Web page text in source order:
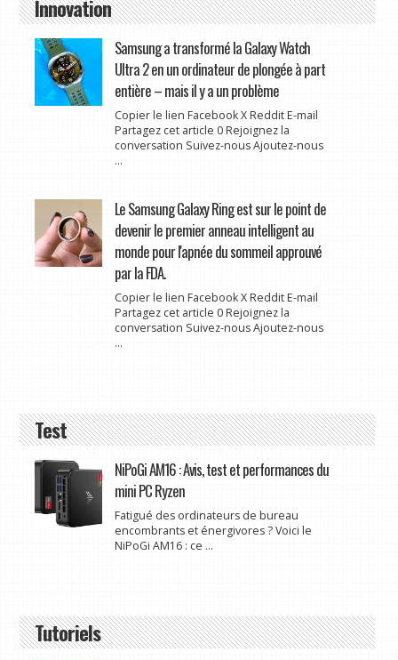
Innovation
Samsung a transformé la Galaxy Watch
Ultra 2 en un ordinateur de plongée à part
entière – mais il y a un problème
Copier le lien Facebook X Reddit E-mail
Partagez cet article 0 Rejoignez la
conversation Suivez-nous Ajoutez-nous
...
Le Samsung Galaxy Ring est sur le point de
devenir le premier anneau intelligent au
monde pour l'apnée du sommeil approuvé
par la FDA.
Copier le lien Facebook X Reddit E-mail
Partagez cet article 0 Rejoignez la
conversation Suivez-nous Ajoutez-nous
...
Test
NiPoGi AM16 : Avis, test et performances du
mini PC Ryzen
Fatigué des ordinateurs de bureau
encombrants et énergivores ? Voici le
NiPoGi AM16 : ce ...
Tutoriels